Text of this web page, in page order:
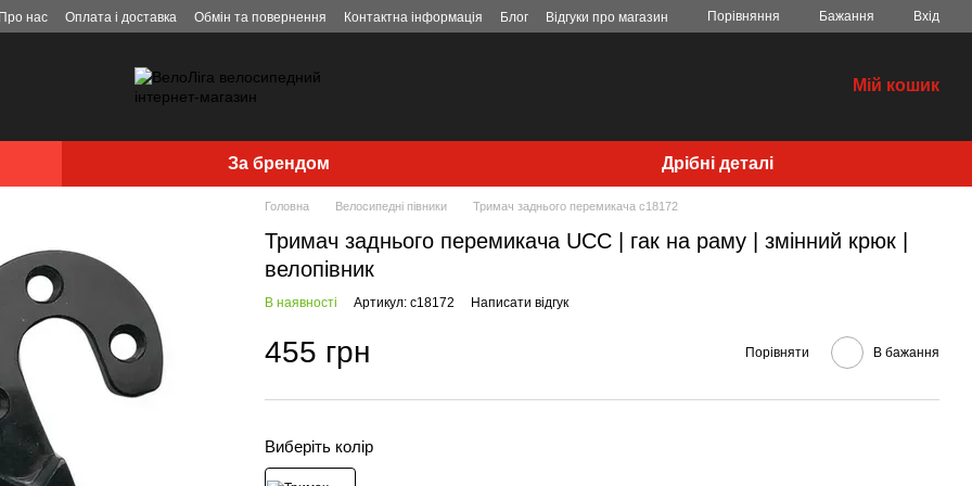
Про нас Оплата і доставка Обмін та повернення Контактна інформація Блог Відгуки про магазин Порівняння Бажання Вхід
Мій кошик
За брендом Дрібні деталі
Головна Велосипедні півники Тримач заднього перемикача c18172
Тримач заднього перемикача UCC | гак на раму | змінний крюк |
велопівник
В наявності Артикул: c18172 Написати відгук
455 грн Порівняти В бажання
Виберіть колір